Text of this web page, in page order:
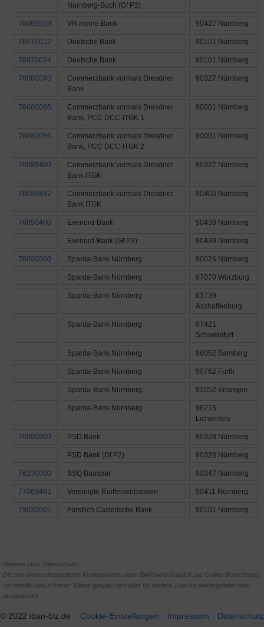
Nürnberg-Buch (Gf P2)
76069559 VR meine Bank 90427 Nürnberg
76070012 Deutsche Bank 90101 Nürnberg
76070024 Deutsche Bank 90101 Nürnberg
76080040
Commerzbank vormals Dresdner
Bank
90327 Nürnberg
76080085
Commerzbank vormals Dresdner
Bank, PCC DCC-ITGK 1
90001 Nürnberg
76080086
Commerzbank vormals Dresdner
Bank, PCC DCC-ITGK 2
90001 Nürnberg
76089480
Commerzbank vormals Dresdner
Bank ITGK
90327 Nürnberg
76089482
Commerzbank vormals Dresdner
Bank ITGK
90403 Nürnberg
76090400 Evenord-Bank 90439 Nürnberg
Evenord-Bank (Gf P2) 90439 Nürnberg
76090500 Sparda-Bank Nürnberg 90026 Nürnberg
Sparda-Bank Nürnberg 97070 Würzburg
Sparda-Bank Nürnberg
63739
Aschaffenburg
Sparda-Bank Nürnberg
97421
Schweinfurt
Sparda-Bank Nürnberg 96052 Bamberg
Sparda-Bank Nürnberg 90762 Fürth
Sparda-Bank Nürnberg 91052 Erlangen
Sparda-Bank Nürnberg
96215
Lichtenfels
76090900 PSD Bank 90328 Nürnberg
PSD Bank (Gf P2) 90328 Nürnberg
76230000 BSQ Bauspar 90347 Nürnberg
77069461 Vereinigte Raiffeisenbanken 90411 Nürnberg
79030001 Fürstlich Castellsche Bank 90101 Nürnberg
Hinweis zum Datenschutz:
Die von Ihnen eingegebene Kontonummer oder IBAN wird lediglich zur Online-Berechnung
verwendet und in keiner Weise gespeichert oder für andere Zwecke weitergeleitet oder
ausgewertet.
© 2022 iban-blz.de Cookie-Einstellungen Impressum Datenschutz